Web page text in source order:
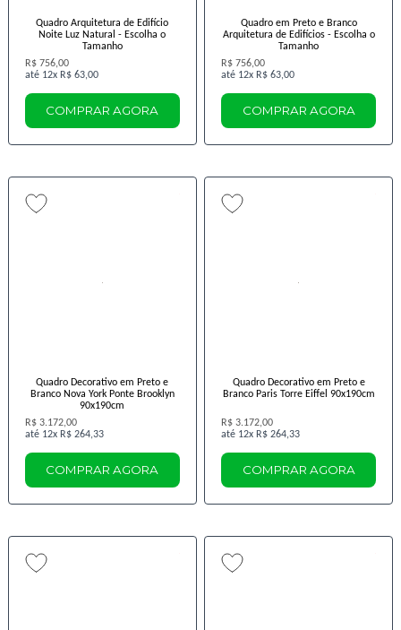
Quadro Arquitetura de Edifício
Noite Luz Natural - Escolha o
Tamanho
R$ 756,00
12x R$ 63,00
COMPRAR AGORA
Quadro em Preto e Branco
Arquitetura de Edifícios - Escolha o
Tamanho
R$ 756,00
12x R$ 63,00
COMPRAR AGORA
Quadro Decorativo em Preto e
Branco Nova York Ponte Brooklyn
90x190cm
R$ 3.172,00
12x R$ 264,33
COMPRAR AGORA
Quadro Decorativo em Preto e
Branco Paris Torre Eiffel 90x190cm
R$ 3.172,00
12x R$ 264,33
COMPRAR AGORA